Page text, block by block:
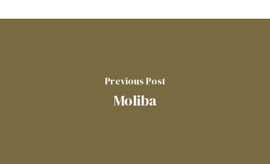
Previous Post
Moliba